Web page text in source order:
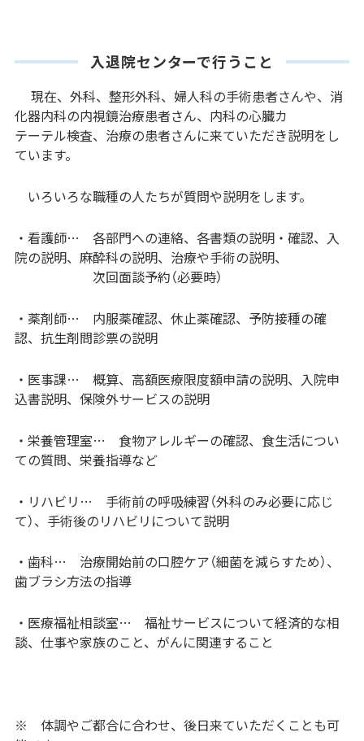
入退院センターで行うこと
現在、外科、整形外科、婦人科の手術患者さんや、消
化器内科の内視鏡治療患者さん、内科の心臓カ
テーテル検査、治療の患者さんに来ていただき説明をし
ています。
いろいろな職種の人たちが質問や説明をします。
・看護師… 各部門への連絡、各書類の説明・確認、入
院の説明、麻酔科の説明、治療や手術の説明、
次回面談予約（必要時）
・薬剤師… 内服薬確認、休止薬確認、予防接種の確
認、抗生剤問診票の説明
・医事課… 概算、高額医療限度額申請の説明、入院申
込書説明、保険外サービスの説明
・栄養管理室… 食物アレルギーの確認、食生活につい
ての質問、栄養指導など
・リハビリ… 手術前の呼吸練習（外科のみ必要に応じ
て）、手術後のリハビリについて説明
・歯科… 治療開始前の口腔ケア（細菌を減らすため）、
歯ブラシ方法の指導
・医療福祉相談室… 福祉サービスについて経済的な相
談、仕事や家族のこと、がんに関連すること
※ 体調やご都合に合わせ、後日来ていただくことも可